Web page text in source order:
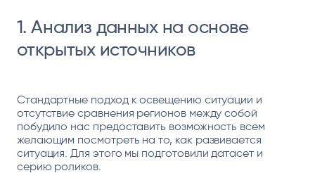
1. Анализ данных на основе
открытых источников
Стандартные подход к освещению ситуации и
отсутствие сравнения регионов между собой
побудило нас предоставить возможность всем
желающим посмотреть на то, как развивается
ситуация. Для этого мы подготовили датасет и
серию роликов.